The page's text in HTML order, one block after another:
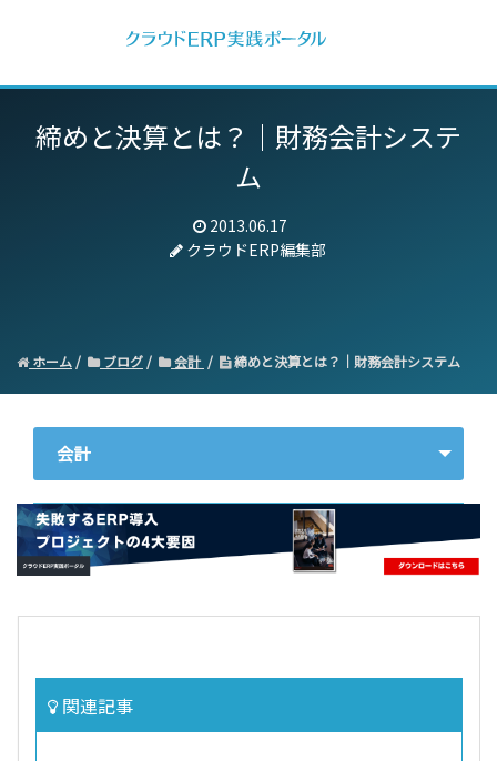
締めと決算とは？｜財務会計システ
ム
2013.06.17
クラウドERP編集部
ホーム ブログ 会計 締めと決算とは？｜財務会計システム
会計
ERP
会計
DX（2025年の崖）／クラウドコンピューティング
関連記事